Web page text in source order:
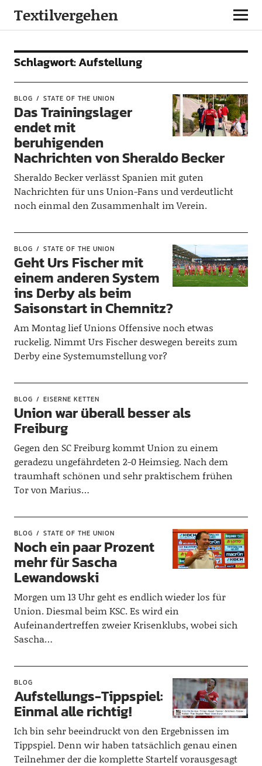
Textilvergehen
Schlagwort:Aufstellung
BLOG STATE OF THE UNION
Das Trainingslager
endet mit
beruhigenden
Nachrichten von Sheraldo Becker
Sheraldo Becker verlässt Spanien mit guten
Nachrichten für uns Union-Fans und verdeutlicht
noch einmal den Zusammenhalt im Verein.
BLOG STATE OF THE UNION
Geht Urs Fischer mit
einem anderen System
ins Derby als beim
Saisonstart in Chemnitz?
Am Montag lief Unions Offensive noch etwas
ruckelig. Nimmt Urs Fischer deswegen bereits zum
Derby eine Systemumstellung vor?
BLOG EISERNE KETTEN
Union war überall besser als
Freiburg
Gegen den SC Freiburg kommt Union zu einem
geradezu ungefährdeten 2-0 Heimsieg. Nach dem
traumhaft schönen und sehr praktischem frühen
Tor von Marius…
BLOG STATE OF THE UNION
Noch ein paar Prozent
mehr für Sascha
Lewandowski
Morgen um 13 Uhr geht es endlich wieder los für
Union. Diesmal beim KSC. Es wird ein
Aufeinandertreffen zweier Krisenklubs, wobei sich
Sascha…
BLOG
Aufstellungs-Tippspiel:
Einmal alle richtig!
Ich bin sehr beeindruckt von den Ergebnissen im
Tippspiel. Denn wir haben tatsächlich genau einen
Teilnehmer der die komplette Startelf vorausgesagt